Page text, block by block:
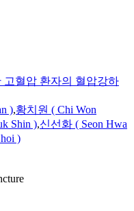
고혈압 환자의 혈압강하
),황치원 ( Chi Won
Shin ),신선화 ( Seon Hwa
)